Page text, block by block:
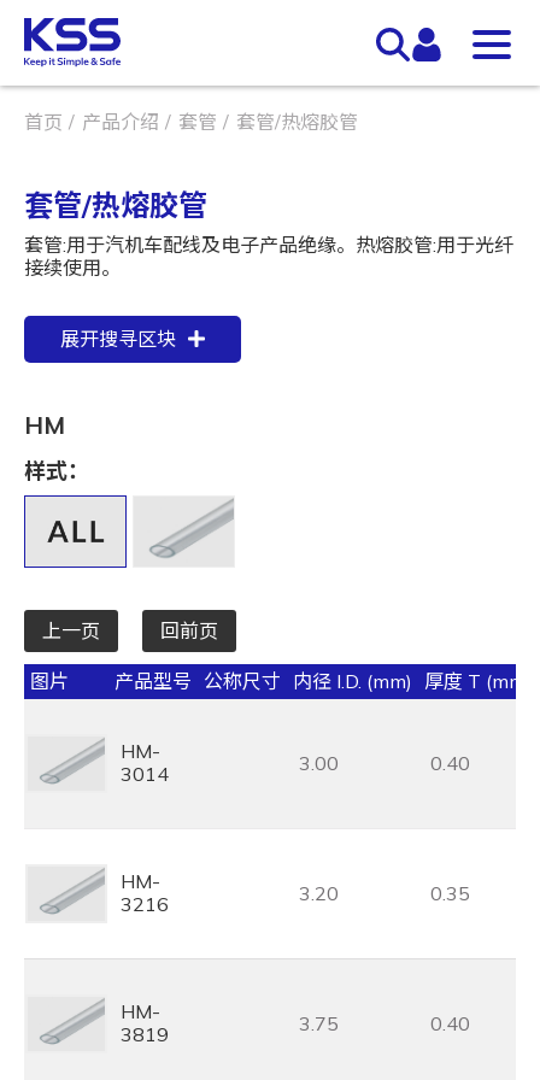
首页 产品介绍 套管 套管/热熔胶管
套管/热熔胶管
套管:用于汽机车配线及电子产品绝缘。热熔胶管:用于光纤
接续使用。
展开搜寻区块
HM
样式：
上一页 回前页
图片 产品型号 公称尺寸 内径 I.D. (mm) 厚度 T (mm)
HM-
3014
3.00 0.40
HM-
3216
3.20 0.35
HM-
3819
3.75 0.40